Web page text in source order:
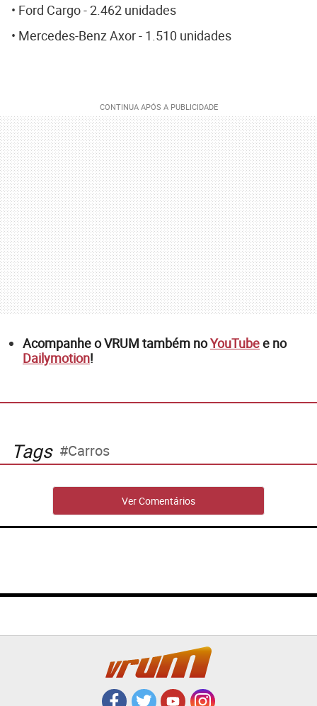
• Ford Cargo - 2.462 unidades
• Mercedes-Benz Axor - 1.510 unidades
Acompanhe o VRUM também noYouTubee no
Dailymotion!
Tags Carros
Ver Comentários